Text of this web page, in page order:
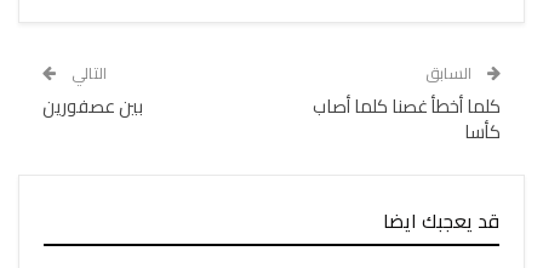
السابق
كلما أخطأ غصنا كلما أصاب
كأسا
التالي
بين عصفورين
قد يعجبك ايضا